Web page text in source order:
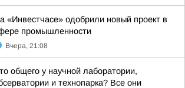
«Инвестчасе» одобрили новый проект в
промышленности
Вчера, 21:08
общего у научной лаборатории,
и технопарка? Все они